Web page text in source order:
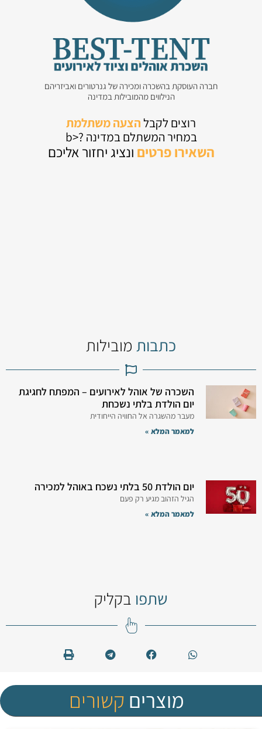
חברה העוסקת בהשכרה ומכירה של גנרטורים ואביזריהם
הנילווים מהמובילות במדינה
רוצים לקבלהצעה משתלמת
במחיר המשתלם במדינה ?<b
השאירו פרטים ונציג יחזור אליכם
כתבות מובילות
השכרה של אוהל לאירועים – המפתח לחגיגת
יום הולדת בלתי נשכחת
מעבר מהשגרה אל החוויה הייחודית
למאמר המלא »
יום הולדת 50 בלתי נשכח באוהל למכירה
הגיל הזהוב מגיע רק פעם
למאמר המלא »
שתפו בקליק
מוצרים קשורים